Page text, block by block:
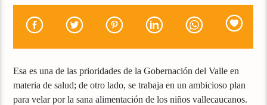
Esa es una de las prioridades de la Gobernación del Valle en
materia de salud; de otro lado, se trabaja en un ambicioso plan
para velar por la sana alimentación de los niños vallecaucanos.